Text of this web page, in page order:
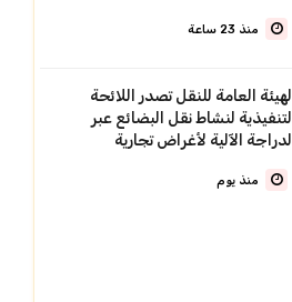
منذ 23 ساعة
الهيئة العامة للنقل تصدر اللائحة
التنفيذية لنشاط نقل البضائع عبر
الدراجة الآلية لأغراض تجارية
منذ يوم